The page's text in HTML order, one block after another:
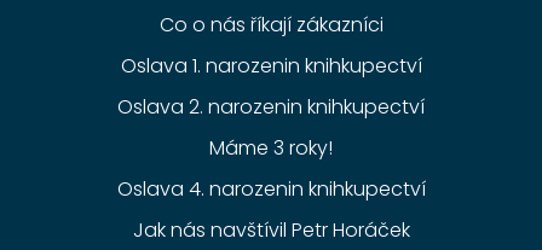
Co o nás říkají zákazníci
Oslava 1. narozenin knihkupectví
Oslava 2. narozenin knihkupectví
Máme 3 roky!
Oslava 4. narozenin knihkupectví
Jak nás navštívil Petr Horáček